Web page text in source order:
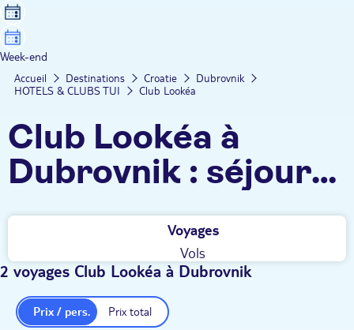
Week-end
Accueil Destinations Croatie
Dubrovnik
HOTELS & CLUBS TUI
Club Lookéa
Club Lookéa à
Dubrovnik : séjour
tout inclus, clubs
vacances 100%
convivial, détente et
repos
Voyages
Vols
2 voyages Club Lookéa à Dubrovnik
Prix total
Prix / pers.